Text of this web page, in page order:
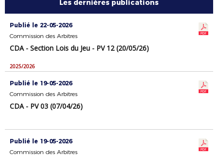
Les dernières publications
Publié le 22-05-2026
Commission des Arbitres
CDA - Section Lois du Jeu - PV 12 (20/05/26)
2025/2026
Publié le 19-05-2026
Commission des Arbitres
CDA - PV 03 (07/04/26)
Publié le 19-05-2026
Commission des Arbitres